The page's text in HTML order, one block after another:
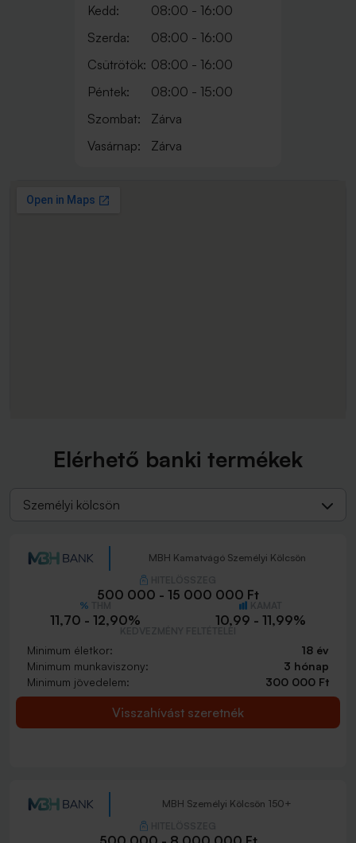
Kedd:
08:00 - 16:00
Szerda:
08:00 - 16:00
Csütrötök: 08:00 - 16:00
Péntek:
08:00 - 15:00
Szombat:
Zárva
Vasárnap:
Zárva
Elérhető banki termékek
Személyi kölcsön
MBH Kamatvágó Személyi Kölcsön
500 000 - 15 000 000 Ft
11,70 - 12,90% 10,99 - 11,99%
Minimum életkor:
18 év
Minimum munkaviszony:
3 hónap
Minimum jövedelem:
300 000 Ft
Visszahívást szeretnék
MBH Személyi Kölcsön 150+